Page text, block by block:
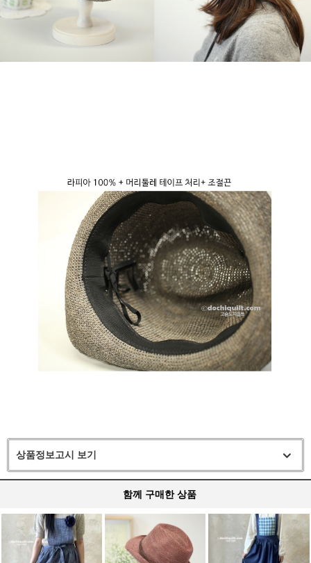
상품정보고시 보기
함께 구매한 상품